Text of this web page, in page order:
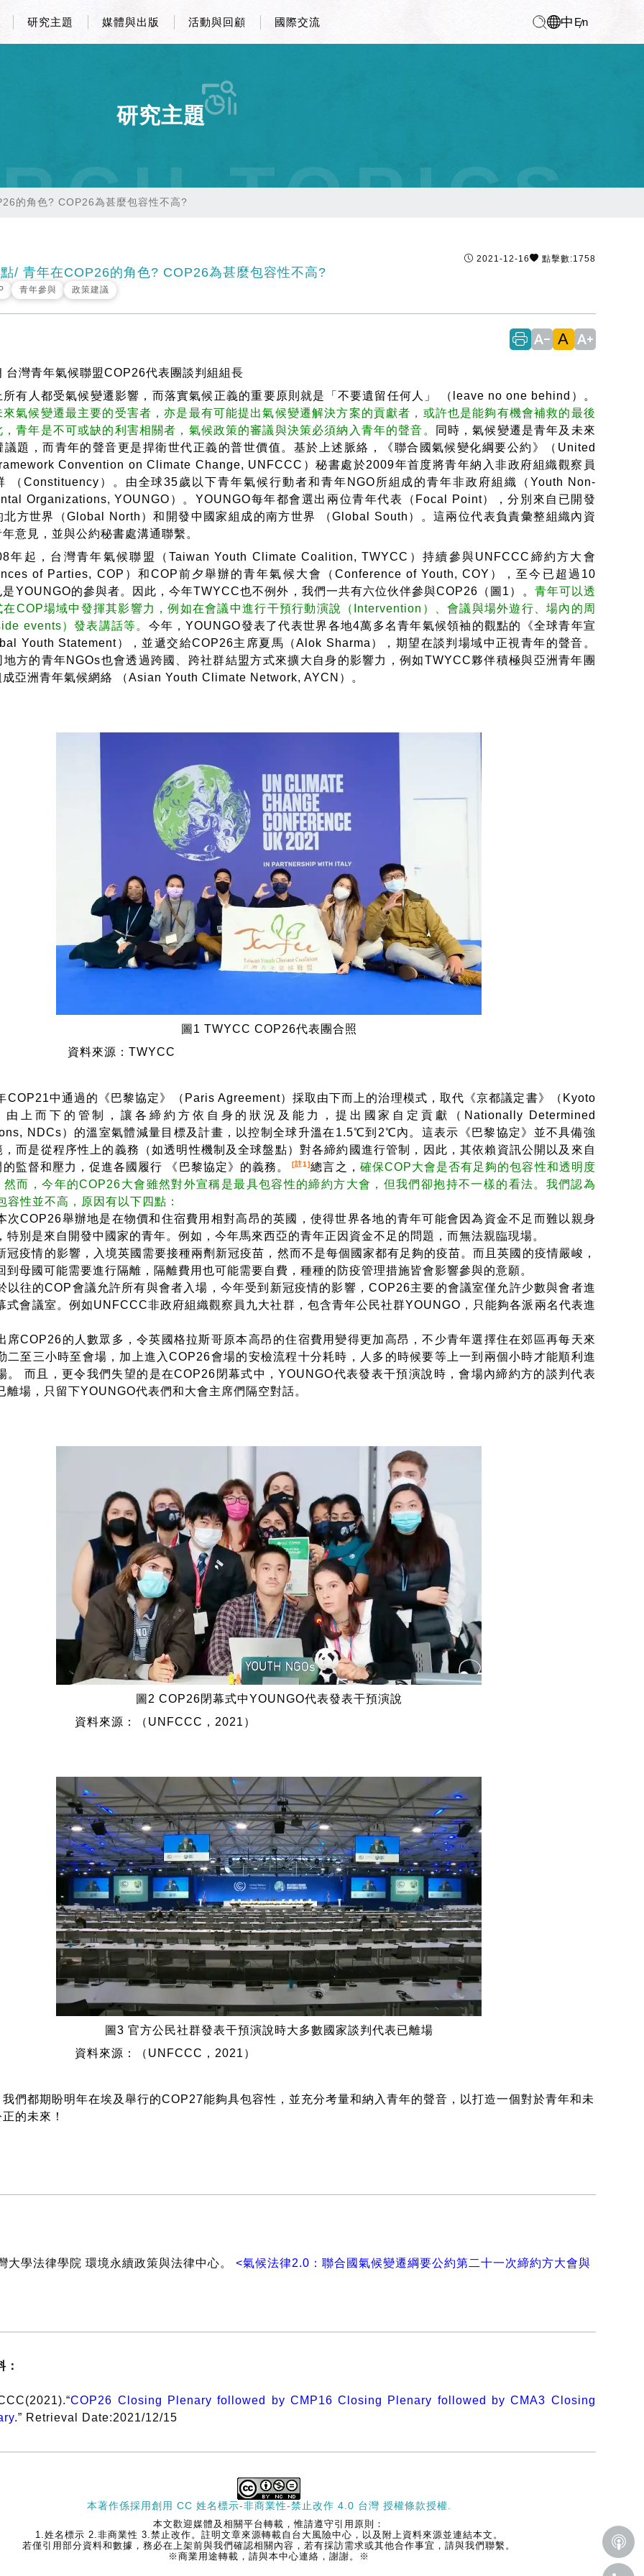
中 En
研究主題 媒體與出版 活動與回顧 國際交流
研究主題
TOPICS
的角色? COP26為甚麼包容性不高?
2021-12-16 點擊數:1758
/ 青年在COP26的角色? COP26為甚麼包容性不高?
青年參與 政策建議
text_decrease A text_increase
台灣青年氣候聯盟COP26代表團談判組組長
人都受氣候變遷影響，而落實氣候正義的重要原則就是「不要遺留任何人」 （leave no one behind）。
來氣候變遷最主要的受害者，亦是最有可能提出氣候變遷解決方案的貢獻者，或許也是能夠有機會補救的最後
青年是不可或缺的利害相關者，氣候政策的審議與決策必須納入青年的聲音。
同時，氣候變遷是青年及未來
議題，而青年的聲音更是捍衛世代正義的普世價值。基於上述脈絡，《聯合國氣候變化綱要公約》（United
Convention on Climate Change, UNFCCC）秘書處於2009年首度將青年納入非政府組織觀察員
（Constituency）。由全球35歲以下青年氣候行動者和青年NGO所組成的青年非政府組織（Youth Non-
Organizations, YOUNGO）。YOUNGO每年都會選出兩位青年代表（Focal Point），分別來自已開發
北方世界（Global North）和開發中國家組成的南方世界 （Global South）。這兩位代表負責彙整組織內資
意見，並與公約秘書處溝通聯繫。
，台灣青年氣候聯盟（Taiwan Youth Climate Coalition, TWYCC）持續參與UNFCCC締約方大會
of Parties, COP）和COP前夕舉辦的青年氣候大會（Conference of Youth, COY），至今已超過10
YOUNGO的參與者。因此，今年TWYCC也不例外，我們一共有六位伙伴參與COP26（圖1）。 青年可以透
在COP場域中發揮其影響力，例如在會議中進行干預行動演說（Intervention）、會議與場外遊行、場內的周
events）發表講話等。 今年，YOUNGO發表了代表世界各地4萬多名青年氣候領袖的觀點的《全球青年宣
Youth Statement），並遞交給COP26主席夏馬（Alok Sharma），期望在談判場域中正視青年的聲音。
地方的青年NGOs也會透過跨國、跨社群結盟方式來擴大自身的影響力，例如TWYCC夥伴積極與亞洲青年團
成亞洲青年氣候網絡 （Asian Youth Climate Network, AYCN）。
圖1 TWYCC COP26代表團合照
源：TWYCC
中通過的《巴黎協定》（Paris Agreement）採取由下而上的治理模式，取代《京都議定書》（Kyoto
由上而下的管制，讓各締約方依自身的狀況及能力，提出國家自定貢獻（Nationally Determined
NDCs）的溫室氣體減量目標及計畫，以控制全球升溫在1.5℃到2℃內。這表示《巴黎協定》並不具備強
，而是從程序性上的義務（如透明性機制及全球盤點）對各締約國進行管制，因此，其依賴資訊公開以及來自
監督和壓力，促進各國履行 《巴黎協定》的義務。
[註1]總言之， 確保COP大會是否有足夠的包容性和透明度
然而，今年的COP26大會雖然對外宣稱是最具包容性的締約方大會，但我們卻抱持不一樣的看法。我們認為
容性並不高，原因有以下四點：
次COP26舉辦地是在物價和住宿費用相對高昂的英國，使得世界各地的青年可能會因為資金不足而難以親身
特別是來自開發中國家的青年。例如，今年馬來西亞的青年正因資金不足的問題，而無法親臨現場。
冠疫情的影響，入境英國需要接種兩劑新冠疫苗，然而不是每個國家都有足夠的疫苗。而且英國的疫情嚴峻，
到母國可能需要進行隔離，隔離費用也可能需要自費，種種的防疫管理措施皆會影響參與的意願。
以往的COP會議允許所有與會者入場，今年受到新冠疫情的影響，COP26主要的會議室僅允許少數與會者進
式會議室。例如UNFCCC非政府組織觀察員九大社群，包含青年公民社群YOUNGO，只能夠各派兩名代表進
席COP26的人數眾多，令英國格拉斯哥原本高昂的住宿費用變得更加高昂，不少青年選擇住在郊區再每天來
二至三小時至會場，加上進入COP26會場的安檢流程十分耗時，人多的時候要等上一到兩個小時才能順利進
。 而且，更令我們失望的是在COP26閉幕式中，YOUNGO代表發表干預演說時，會場內締約方的談判代表
離場，只留下YOUNGO代表們和大會主席們隔空對話。
圖2 COP26閉幕式中YOUNGO代表發表干預演說
源：（UNFCCC，2021）
圖3 官方公民社群發表干預演說時大多數國家談判代表已離場
源：（UNFCCC，2021）
都期盼明年在埃及舉行的COP27能夠具包容性，並充分考量和納入青年的聲音，以打造一個對於青年和未
的未來！
大學法律學院 環境永續政策與法律中心。
<氣候法律2.0：聯合國氣候變遷綱要公約第二十一次締約方大會與
COP26 Closing Plenary followed by CMP16 Closing Plenary followed by CMA3 Closing
.” Retrieval Date:2021/12/15
本著作係採用創用 CC 姓名標示-非商業性-禁止改作 4.0 台灣 授權條款授權.
本文歡迎媒體及相關平台轉載，惟請遵守引用原則：
1.姓名標示 2.非商業性 3.禁止改作。註明文章來源轉載自台大風險中心，以及附上資料來源並連結本文。
若僅引用部分資料和數據，務必在上架前與我們確認相關內容，若有採訪需求或其他合作事宜，請與我們聯繫。
※商業用途轉載，請與本中心連絡，謝謝。※